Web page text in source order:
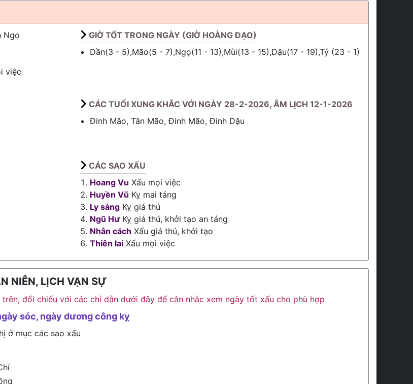
Ngọ
việc
GIỜ TỐT TRONG NGÀY (GIỜ HOÀNG ĐẠO)
Dần(3 - 5),Mão(5 - 7),Ngọ(11 - 13),Mùi(13 - 15),Dậu(17 - 19),Tý (23 - 1)
CÁC TUỔI XUNG KHẮC VỚI NGÀY 28-2-2026, ÂM LỊCH 12-1-2026
Đinh Mão, Tân Mão, Đinh Mão, Đinh Dậu
CÁC SAO XẤU
Hoang Vu Xấu mọi việc
Huyền Vũ Kỵ mai táng
Ly sàng Kỵ giá thú
Ngũ HưKỵ giá thú, khởi tạo an táng
Nhân cách Xấu giá thú, khởi tạo
Thiên lai Xấu mọi việc
NIÊN, LỊCH VẠN SỰ
đối chiếu với các chỉ dẫn dưới đây để cân nhắc xem ngày tốt xấu cho phù hợp
sóc, ngày dương công kỵ
ở mục các sao xấu